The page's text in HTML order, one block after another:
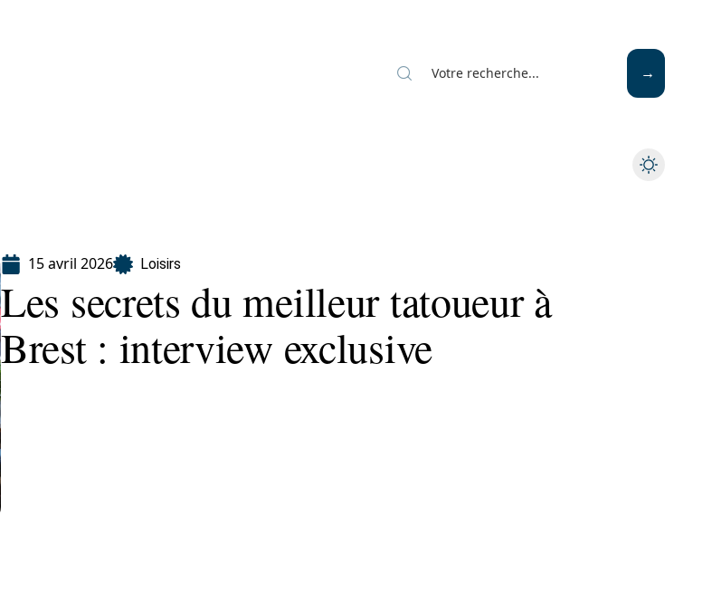
15 avril 2026 Loisirs
Les secrets du meilleur tatoueur à
Brest : interview exclusive